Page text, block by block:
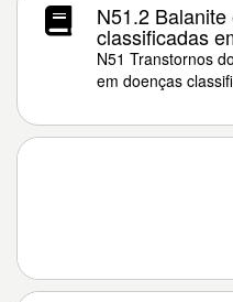
N51.2
classificadas
N51 Transtornos
em doenças